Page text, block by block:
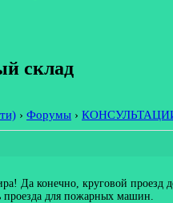
склад
› Форумы ›
Да конечно, круговой проезд
для пожарных машин.